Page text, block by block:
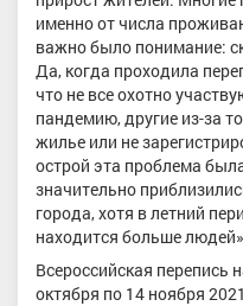
именно от числа
важно было понимание:
Да, когда проходила
что не все охотно
пандемию, другие из-за
жилье или не
острой эта проблема
значительно
города, хотя в летний
находится больше
Всероссийская перепись
октября по 14 ноября